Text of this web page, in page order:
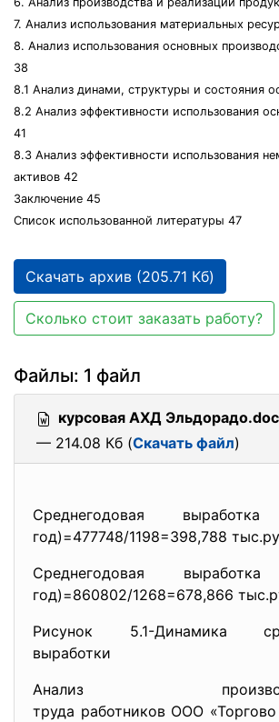
7. Анализ использования материальных
8. Анализ использования основных
38
8.1 Анализ динами, структуры и состояния
8.2 Анализ эффективности использования
41
8.3 Анализ эффективности использования
активов 42
Заключение 45
Список использованной литературы 47
Скачать архив (205.71 Кб)
Сколько стоит заказать работу?
Файлы: 1 файл
курсовая АХД
— 214.08 Кб (Скачать файл)
Среднегодовая
год)=477748/1198=398,788
Среднегодовая
год)=860802/1268=678,866
Рисунок 5.1-Динамика
выработки
Анализ
труда работников ООО